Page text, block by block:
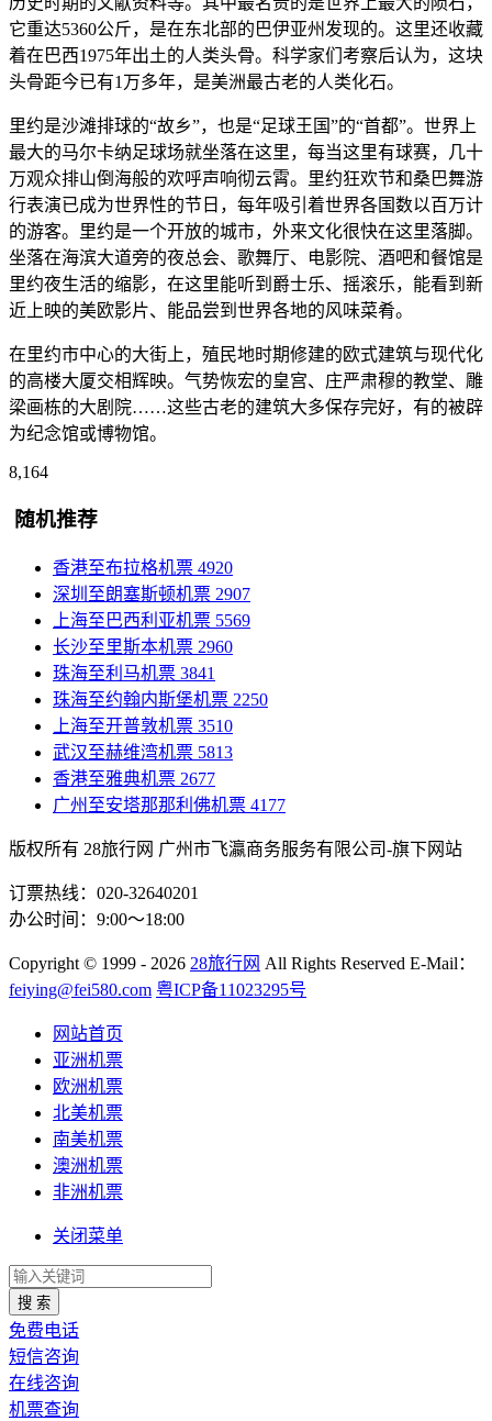
它重达5360公斤，是在东北部的巴伊亚州发现的。这里还收藏
着在巴西1975年出土的人类头骨。科学家们考察后认为，这块
头骨距今已有1万多年，是美洲最古老的人类化石。
里约是沙滩排球的“故乡”，也是“足球王国”的“首都”。世界上
最大的马尔卡纳足球场就坐落在这里，每当这里有球赛，几十
万观众排山倒海般的欢呼声响彻云霄。里约狂欢节和桑巴舞游
行表演已成为世界性的节日，每年吸引着世界各国数以百万计
的游客。里约是一个开放的城市，外来文化很快在这里落脚。
坐落在海滨大道旁的夜总会、歌舞厅、电影院、酒吧和餐馆是
里约夜生活的缩影，在这里能听到爵士乐、摇滚乐，能看到新
近上映的美欧影片、能品尝到世界各地的风味菜肴。
在里约市中心的大街上，殖民地时期修建的欧式建筑与现代化
的高楼大厦交相辉映。气势恢宏的皇宫、庄严肃穆的教堂、雕
梁画栋的大剧院……这些古老的建筑大多保存完好，有的被辟
为纪念馆或博物馆。
8,164
随机推荐
香港至布拉格机票 4920
深圳至朗塞斯顿机票 2907
上海至巴西利亚机票 5569
长沙至里斯本机票 2960
珠海至利马机票 3841
珠海至约翰内斯堡机票 2250
上海至开普敦机票 3510
武汉至赫维湾机票 5813
香港至雅典机票 2677
广州至安塔那那利佛机票 4177
版权所有 28旅行网 广州市飞瀛商务服务有限公司-旗下网站
订票热线：020-32640201
办公时间：9:00～18:00
Copyright © 1999 - 2026 28旅行网 All Rights Reserved E-Mail：
feiying@fei580.com 粤ICP备11023295号
网站首页
亚洲机票
欧洲机票
北美机票
南美机票
澳洲机票
非洲机票
关闭菜单
搜 索
免费电话
短信咨询
在线咨询
机票查询